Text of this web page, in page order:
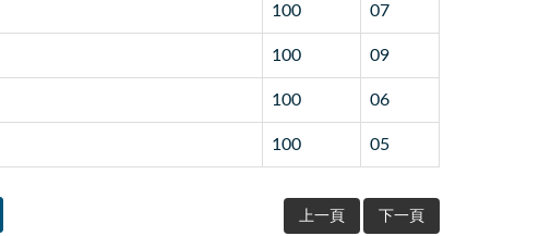
100 07
100 09
100 06
100 05
上一頁 下一頁